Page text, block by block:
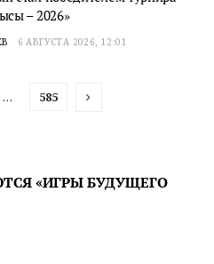
– 2026»
6 АВГУСТА 2026, 12:01
… 585
«ИГРЫ БУДУЩЕГО